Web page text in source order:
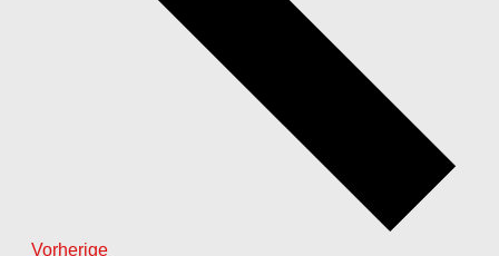
VorherigeVeranstaltungen